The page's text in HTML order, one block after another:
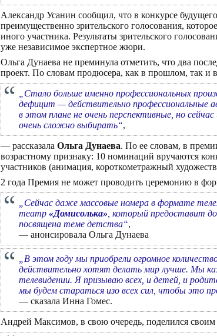
Александр Усанин сообщил, что в конкурсе
преимущественно зрительского голосования,
иного участника. Результаты зрительского
уже независимое экспертное жюри.
Ольга Дунаева не преминула отметить, что два
проект. По словам продюсера, как в прошлом, так и
„Стало больше именно профессиональных
дефицит — действительно профессиональные
в этом плане не очень перспективные, но
очень сложно выбирать“,
— рассказала Ольга Дунаева. По ее словам, в
возрастному признаку: 10 номинаций вручаются
участников (анимация, короткометражный
2 года Премия не может проводить церемонию в
„Сейчас даже массовые номера в формате
театр «Домисолька» , который предоставит
посвящена теме детства“,
— анонсировала Ольга Дунаева
„В этом году мы приобрели огромное
действительно хотят делать мир лучше. Мы
телевидении. Я призываю всех, и детей, и
мы будем стараться изо всех сил, чтобы это
— сказала Инна Гомес.
Андрей Максимов, в свою очередь, поделился